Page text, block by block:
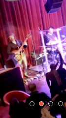
<